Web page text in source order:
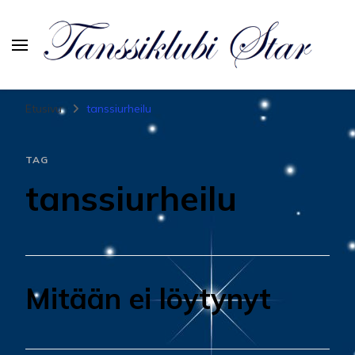
Tanssiurheiluseura Star
Etusivu tanssiurheilu
TAG
tanssiurheilu
Mitään ei löytynyt